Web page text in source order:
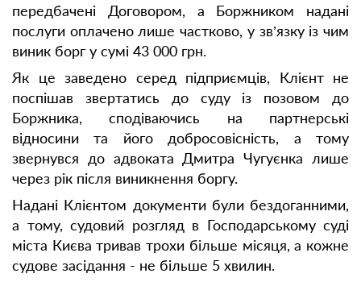
передбачені Договором, а Боржником надані
послуги оплачено лише частково, у зв’язку із чим
виник борг у сумі 43 000 грн.
Як це заведено серед підприємців, Клієнт не
поспішав звертатись до суду із позовом до
Боржника, сподіваючись на партнерські
відносини та його добросовісність, а тому
звернувся до адвоката Дмитра Чугуєнка лише
через рік після виникнення боргу.
Надані Клієнтом документи були бездоганними,
а тому, судовий розгляд в Господарському суді
міста Києва тривав трохи більше місяця, а кожне
судове засідання - не більше 5 хвилин.